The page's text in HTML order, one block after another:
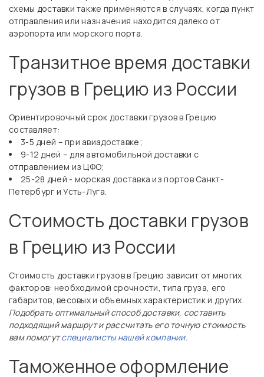
схемы доставки также применяются в случаях, когда пункт
отправления или назначения находится далеко от
аэропорта или морского порта.
Транзитное время доставки
грузов в Грецию из России
Ориентировочный срок доставки грузов в Грецию
составляет:
3-5 дней – при авиадоставке;
9-12 дней – для автомобильной доставки с
отправлением из ЦФО;
25-28 дней - морская доставка из портов Санкт-
Петербург и Усть-Луга.
Стоимость доставки грузов
в Грецию из России
Стоимость доставки грузов в Грецию зависит от многих
факторов: необходимой срочности, типа груза, его
габаритов, весовых и объемных характеристик и других.
Подобрать оптимальный способ доставки, составить
подходящий маршрут и рассчитать его точную стоимость
вам помогутспециалисты нашей компании.
Таможенное оформление